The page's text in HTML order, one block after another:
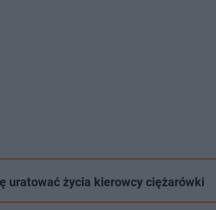
uratować życia kierowcy ciężarówki